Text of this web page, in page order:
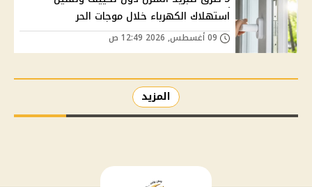
استهلاك الكهرباء خلال موجات الحر
المزيد